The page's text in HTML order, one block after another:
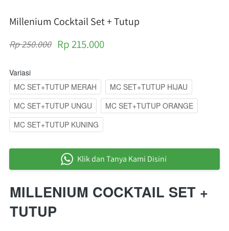
Millenium Cocktail Set + Tutup
Rp 250.000 Rp 215.000
Variasi
MC SET+TUTUP MERAH
MC SET+TUTUP HIJAU
MC SET+TUTUP UNGU
MC SET+TUTUP ORANGE
MC SET+TUTUP KUNING
` Klik dan Tanya Kami Disini
MILLENIUM COCKTAIL SET +
TUTUP